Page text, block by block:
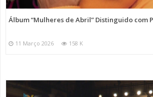
Álbum “Mulheres de Abril” Distinguido com
11 Março 2026 158 K